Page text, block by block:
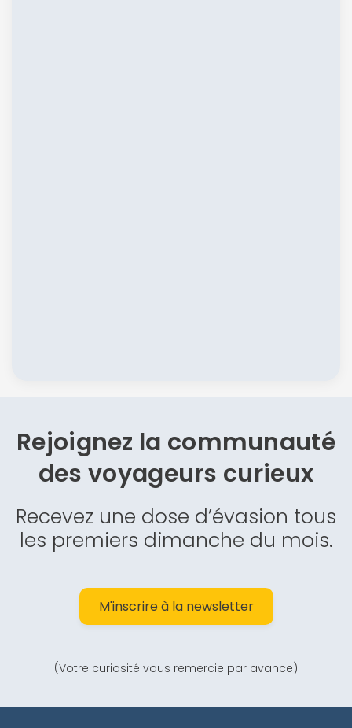
Rejoignez la communauté
desvoyageurs curieux
Recevez une dose d’évasion tous
les premiers dimanche du mois.
M'inscrire à la newsletter
(Votre curiosité vous remercie par avance)